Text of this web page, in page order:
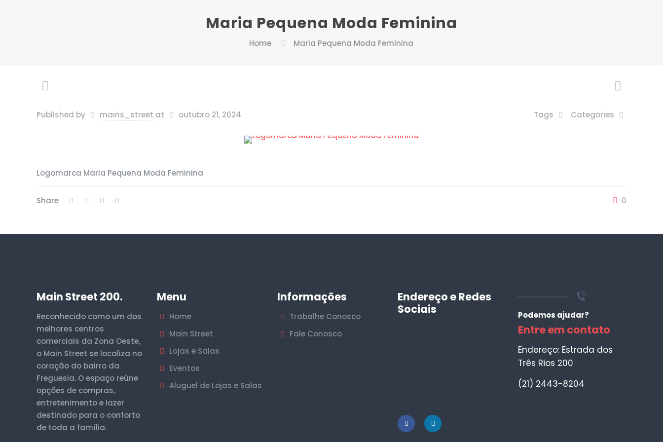
Maria Pequena Moda Feminina
Home Maria Pequena Moda Feminina
Published by mains_street at outubro 21, 2024 Categories
Tags
Logomarca Maria Pequena Moda Feminina
Share 0
Main Street 200.
Reconhecido como um dos
melhores centros
comerciais da Zona Oeste,
o Main Street se localiza no
coração do bairro da
Freguesia. O espaço reúne
opções de compras,
entretenimento e lazer
destinado para o conforto
de toda a família.
Menu
Home
Main Street
Lojas e Salas
Eventos
Aluguel de Lojas e Salas
Informações
Trabalhe Conosco
Fale Conosco
Endereço e Redes
Sociais
Podemos ajudar?
Entre em contato
Endereço: Estrada dos
Três Rios 200
(21) 2443-8204